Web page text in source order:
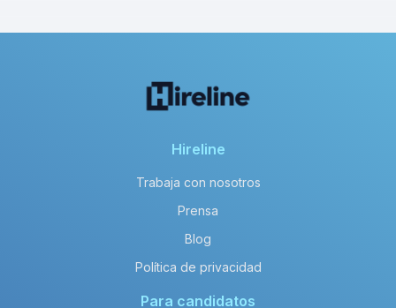
Hireline
Trabaja con nosotros
Prensa
Blog
Política de privacidad
Para candidatos